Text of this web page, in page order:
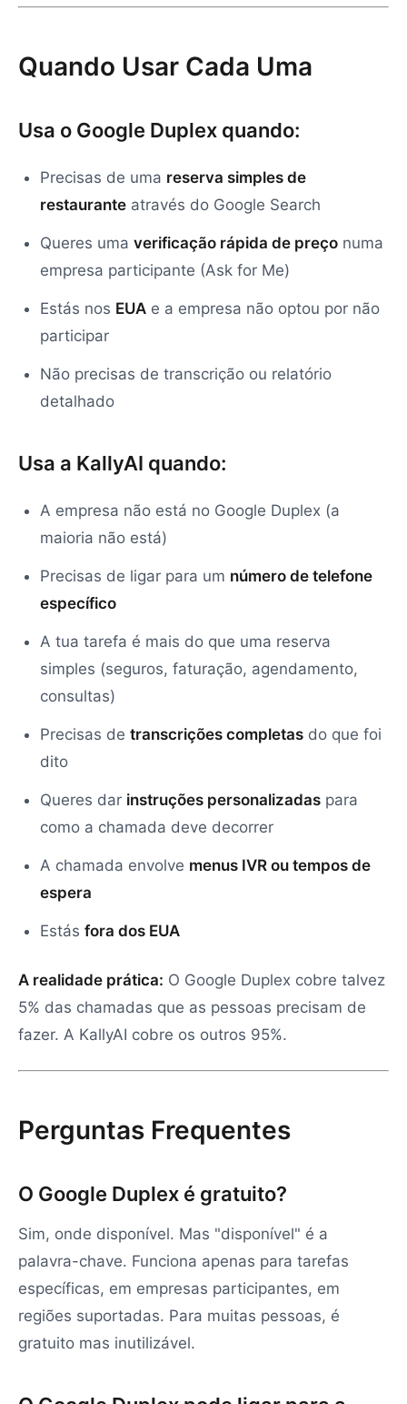
Quando Usar Cada Uma
Usa o Google Duplex quando:
Precisas de uma reserva simples de
restaurante através do Google Search
Queres uma verificação rápida de preço numa
empresa participante (Ask for Me)
Estás nos EUA e a empresa não optou por não
participar
Não precisas de transcrição ou relatório
detalhado
Usa a KallyAI quando:
A empresa não está no Google Duplex (a
maioria não está)
Precisas de ligar para um número de telefone
específico
A tua tarefa é mais do que uma reserva
simples (seguros, faturação, agendamento,
consultas)
Precisas de transcrições completas do que foi
dito
Queres dar instruções personalizadas para
como a chamada deve decorrer
A chamada envolve menus IVR ou tempos de
espera
Estás fora dos EUA
A realidade prática: O Google Duplex cobre talvez
5% das chamadas que as pessoas precisam de
fazer. A KallyAI cobre os outros 95%.
Perguntas Frequentes
O Google Duplex é gratuito?
Sim, onde disponível. Mas "disponível" é a
palavra-chave. Funciona apenas para tarefas
específicas, em empresas participantes, em
regiões suportadas. Para muitas pessoas, é
gratuito mas inutilizável.